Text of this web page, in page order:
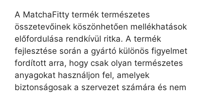
A MatchaFitty termék természetes
összetevőinek köszönhetően mellékhatások
előfordulása rendkívül ritka. A termék
fejlesztése során a gyártó különös figyelmet
fordított arra, hogy csak olyan természetes
anyagokat használjon fel, amelyek
biztonságosak a szervezet számára és nem